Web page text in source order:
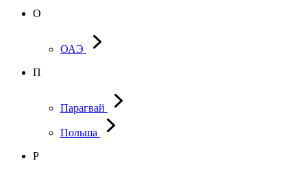
О
ОАЭ
П
Парагвай
Польша
Р